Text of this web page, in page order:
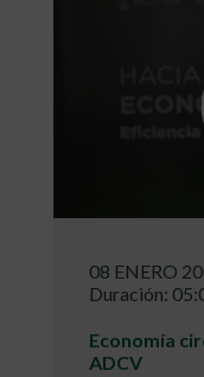
08 ENERO
Duración:
Economía
ADCV